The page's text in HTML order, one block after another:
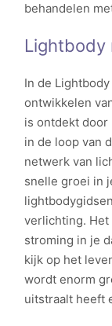
behandelen
Lightbody
In de
ontwikkelen
is ontdekt door
in de loop van
netwerk van
snelle groei in
verlichting.
stroming in je
kijk op het
wordt enorm
uitstraalt heeft